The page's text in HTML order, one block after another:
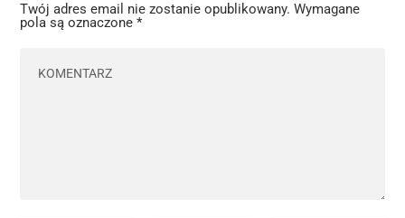
Twój adres email nie zostanie opublikowany. Wymagane
pola są oznaczone*